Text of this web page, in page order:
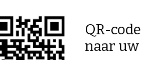
QR-
naar